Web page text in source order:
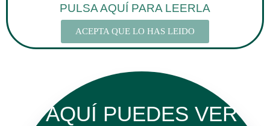
PULSA AQUÍ PARA LEERLA
ACEPTA QUE LO HAS LEIDO
AQUÍ PUEDES VER